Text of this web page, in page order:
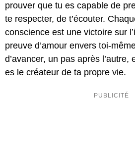
prouver que tu es capable de
te respecter, de t’écouter.
conscience est une victoire sur
preuve d’amour envers toi-
d’avancer, un pas après l’autre,
es le créateur de ta propre vie.